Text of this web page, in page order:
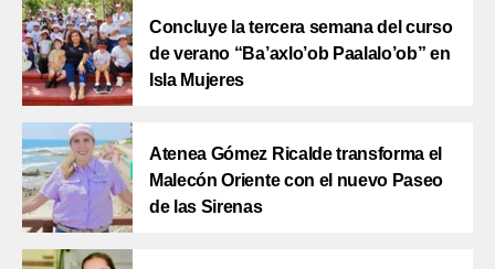
Concluye la tercera semana del curso
de verano “Ba’axlo’ob Paalalo’ob” en
Isla Mujeres
Atenea Gómez Ricalde transforma el
Malecón Oriente con el nuevo Paseo
de las Sirenas